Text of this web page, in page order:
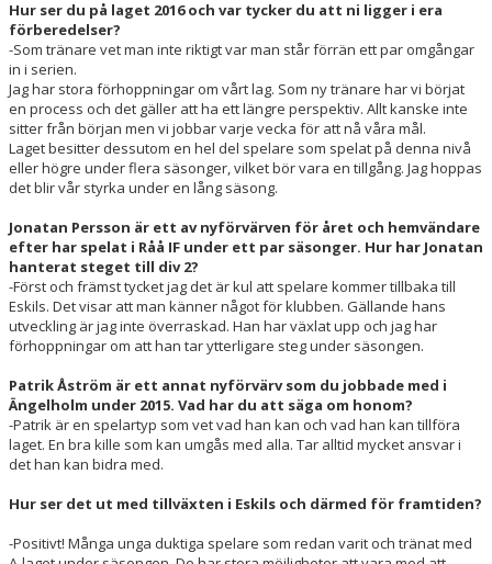
Hur ser du på laget 2016 och var tycker du att ni ligger i era
förberedelser?
-Som tränare vet man inte riktigt var man står förrän ett par omgångar
in i serien.
Jag har stora förhoppningar om vårt lag. Som ny tränare har vi börjat
en process och det gäller att ha ett längre perspektiv. Allt kanske inte
sitter från början men vi jobbar varje vecka för att nå våra mål.
Laget besitter dessutom en hel del spelare som spelat på denna nivå
eller högre under flera säsonger, vilket bör vara en tillgång. Jag hoppas
det blir vår styrka under en lång säsong.
Jonatan Persson är ett av nyförvärven för året och hemvändare
efter har spelat i Råå IF under ett par säsonger. Hur har Jonatan
hanterat steget till div 2?
-Först och främst tycket jag det är kul att spelare kommer tillbaka till
Eskils. Det visar att man känner något för klubben. Gällande hans
utveckling är jag inte överraskad. Han har växlat upp och jag har
förhoppningar om att han tar ytterligare steg under säsongen.
Patrik Åström är ett annat nyförvärv som du jobbade med i
Ängelholm under 2015. Vad har du att säga om honom?
-Patrik är en spelartyp som vet vad han kan och vad han kan tillföra
laget. En bra kille som kan umgås med alla. Tar alltid mycket ansvar i
det han kan bidra med.
Hur ser det ut med tillväxten i Eskils och därmed för framtiden?
-Positivt! Många unga duktiga spelare som redan varit och tränat med